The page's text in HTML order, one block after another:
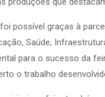
possível graças à
Saúde,
para o sucesso da
o trabalho